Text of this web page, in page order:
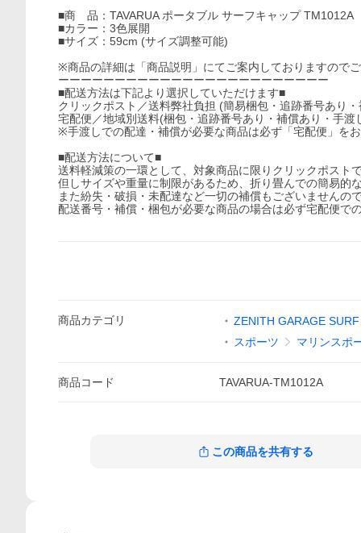
■商 品：TAVARUA ポータブル サーフキャップ TM1012A
■カラー：3色展開
■サイズ：59cm (サイズ調整可能)
※商品の詳細は「商品説明」にてご案内しておりますので
ーーーーーーーーーーーーーーーーーーーーーーーー
■配送方法は下記より選択していただけます■
クリックポスト／送料弊社負担 (簡易梱包・追跡番号あり
宅配便／地域別送料(梱包・追跡番号あり・補償あり・手渡
※手渡しでの配達・補償が必要な商品は必ず「宅配便」を
■配送方法について■
送料軽減策の一環として、対象商品に限りクリックポスト
但しサイズや重量に制限があるため、折り畳んでの簡易的
また紛失・破損・未配達など一切の補償もございませんの
配送番号・補償・梱包が必要な商品の場合は必ず宅配便で
商品カテゴリ ZENITH GARAGE
スポーツ
マリンスポ
商品コード TAVARUA-TM1012A
この商品を共有する